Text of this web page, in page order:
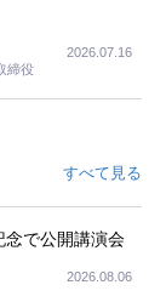
を選択したので
の住まい選び
考えない外池ない
締役
2026.07.16
すべて見る
で公開講演会
2026.08.06